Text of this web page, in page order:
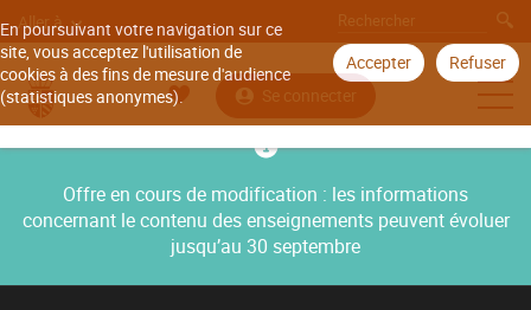
En poursuivant votre navigation sur ce
site, vous acceptez l'utilisation de
cookies à des fins de mesure d'audience
(statistiques anonymes).
Accepter Refuser
Aller à
Se connecter
Offre en cours de modification : les informations
concernant le contenu des enseignements peuvent évoluer
jusqu’au 30 septembre